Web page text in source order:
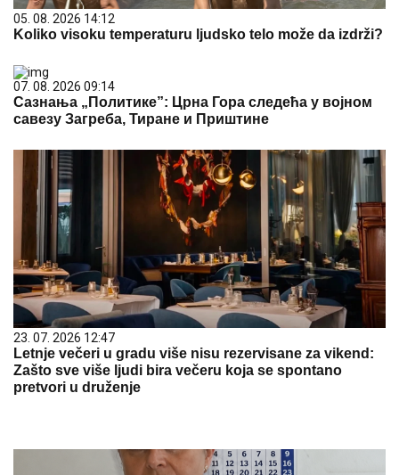
05. 08. 2026 14:12
Koliko visoku temperaturu ljudsko telo može da izdrži?
07. 08. 2026 09:14
Сазнања „Политике”: Црна Гора следећа у војном
савезу Загреба, Тиране и Приштине
23. 07. 2026 12:47
Letnje večeri u gradu više nisu rezervisane za vikend:
Zašto sve više ljudi bira večeru koja se spontano
pretvori u druženje